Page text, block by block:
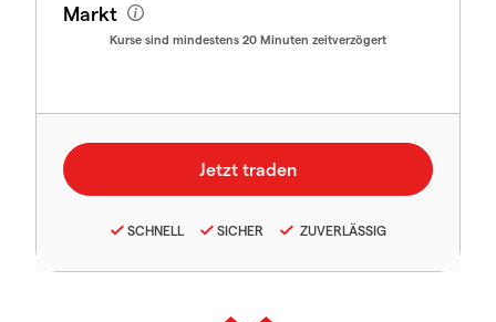
Markt
Kurse sind mindestens 20 Minuten zeitverzögert
SCHNELL SICHER ZUVERLÄSSIG